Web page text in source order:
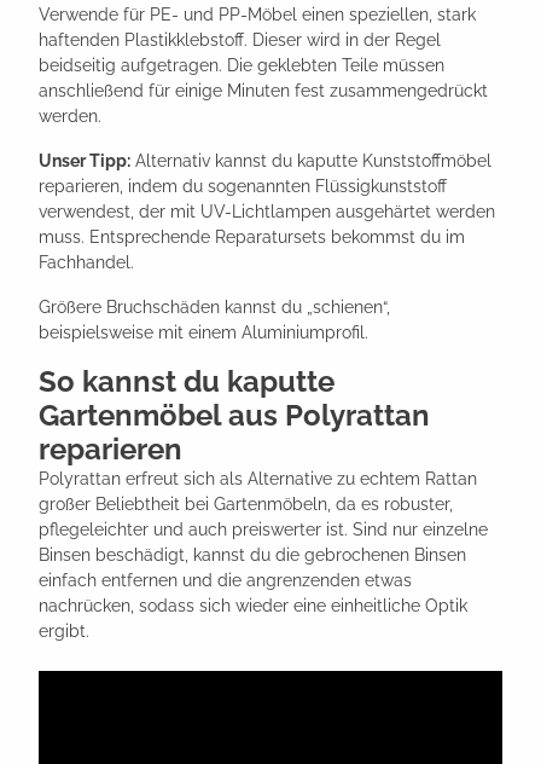
Verwende für PE- und PP-Möbel einen speziellen, stark
haftenden Plastikklebstoff. Dieser wird in der Regel
beidseitig aufgetragen. Die geklebten Teile müssen
anschließend für einige Minuten fest zusammengedrückt
werden.
Unser Tipp: Alternativ kannst du kaputte Kunststoffmöbel
reparieren, indem du sogenannten Flüssigkunststoff
verwendest, der mit UV-Lichtlampen ausgehärtet werden
muss. Entsprechende Reparatursets bekommst du im
Fachhandel.
Größere Bruchschäden kannst du „schienen“,
beispielsweise mit einem Aluminiumprofil.
So kannst du kaputte
Gartenmöbel aus Polyrattan
reparieren
Polyrattan erfreut sich als Alternative zu echtem Rattan
großer Beliebtheit bei Gartenmöbeln, da es robuster,
pflegeleichter und auch preiswerter ist. Sind nur einzelne
Binsen beschädigt, kannst du die gebrochenen Binsen
einfach entfernen und die angrenzenden etwas
nachrücken, sodass sich wieder eine einheitliche Optik
ergibt.